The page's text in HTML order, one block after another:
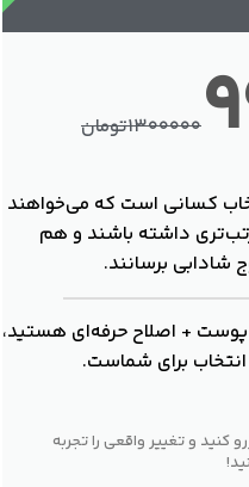
1300000تومان
کسانی است که می‌خواهند
داشته باشند و هم
شادابی برسانند.
پوست + اصلاح حرفه‌ای هستید،
برای شماست.
کنید و تغییر واقعی را تجربه